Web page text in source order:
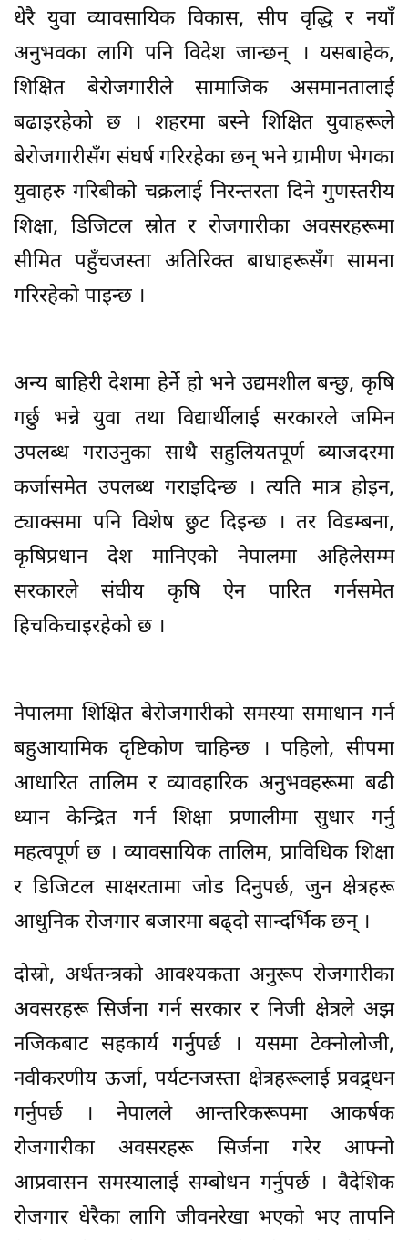
धेरै युवा व्यावसायिक विकास, सीप वृद्धि र नयाँ
अनुभवका लागि पनि विदेश जान्छन् । यसबाहेक,
शिक्षित बेरोजगारीले सामाजिक असमानतालाई
बढाइरहेको छ । शहरमा बस्ने शिक्षित युवाहरूले
बेरोजगारीसँग संघर्ष गरिरहेका छन् भने ग्रामीण भेगका
युवाहरु गरिबीको चक्रलाई निरन्तरता दिने गुणस्तरीय
शिक्षा, डिजिटल स्रोत र रोजगारीका अवसरहरूमा
सीमित पहुँचजस्ता अतिरिक्त बाधाहरूसँग सामना
गरिरहेको पाइन्छ ।
अन्य बाहिरी देशमा हेर्ने हो भने उद्यमशील बन्छु, कृषि
गर्छु भन्ने युवा तथा विद्यार्थीलाई सरकारले जमिन
उपलब्ध गराउनुका साथै सहुलियतपूर्ण ब्याजदरमा
कर्जासमेत उपलब्ध गराइदिन्छ । त्यति मात्र होइन,
ट्याक्समा पनि विशेष छुट दिइन्छ । तर विडम्बना,
कृषिप्रधान देश मानिएको नेपालमा अहिलेसम्म
सरकारले संघीय कृषि ऐन पारित गर्नसमेत
हिचकिचाइरहेको छ ।
नेपालमा शिक्षित बेरोजगारीको समस्या समाधान गर्न
बहुआयामिक दृष्टिकोण चाहिन्छ । पहिलो, सीपमा
आधारित तालिम र व्यावहारिक अनुभवहरूमा बढी
ध्यान केन्द्रित गर्न शिक्षा प्रणालीमा सुधार गर्नु
महत्वपूर्ण छ । व्यावसायिक तालिम, प्राविधिक शिक्षा
र डिजिटल साक्षरतामा जोड दिनुपर्छ, जुन क्षेत्रहरू
आधुनिक रोजगार बजारमा बढ्दो सान्दर्भिक छन् ।
दोस्रो, अर्थतन्त्रको आवश्यकता अनुरूप रोजगारीका
अवसरहरू सिर्जना गर्न सरकार र निजी क्षेत्रले अझ
नजिकबाट सहकार्य गर्नुपर्छ । यसमा टेक्नोलोजी,
नवीकरणीय ऊर्जा, पर्यटनजस्ता क्षेत्रहरूलाई प्रवद्र्धन
गर्नुपर्छ । नेपालले आन्तरिकरूपमा आकर्षक
रोजगारीका अवसरहरू सिर्जना गरेर आफ्नो
आप्रवासन समस्यालाई सम्बोधन गर्नुपर्छ । वैदेशिक
रोजगार धेरैका लागि जीवनरेखा भएको भए तापनि